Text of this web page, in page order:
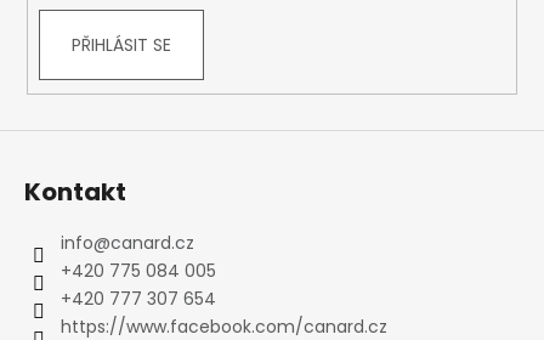
PŘIHLÁSIT SE
Kontakt
info@canard.cz
+420 775 084 005
+420 777 307 654
https://www.facebook.com/canard.cz